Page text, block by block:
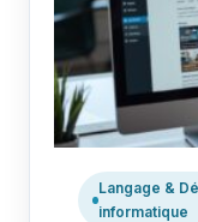
Langage &
informatique